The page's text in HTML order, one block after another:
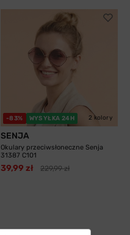
-83% WYSYŁKA 24H 2 kolory
SENJA
Okulary przeciwsłoneczne Senja
31387 C101
39,99 zł 229,99 zł